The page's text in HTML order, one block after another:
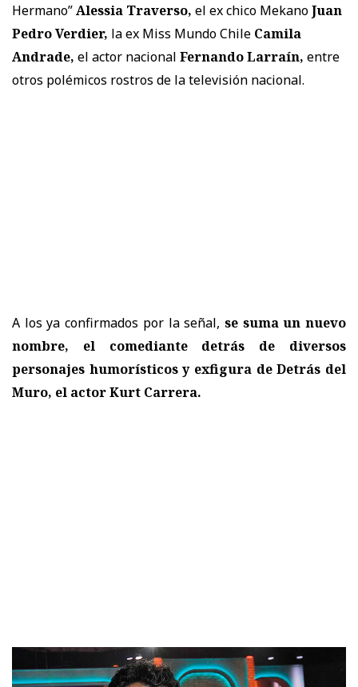
Hermano”Alessia Traverso, el ex chico MekanoJuan
Pedro Verdier, la ex Miss Mundo Chile Camila
Andrade, el actor nacional Fernando Larraín, entre
otros polémicos rostros de la televisión nacional.
A los ya confirmados por la señal, se suma un nuevo
nombre, el comediante detrás de diversos
personajes humorísticos y exfigura de Detrás del
Muro, el actor Kurt Carrera.